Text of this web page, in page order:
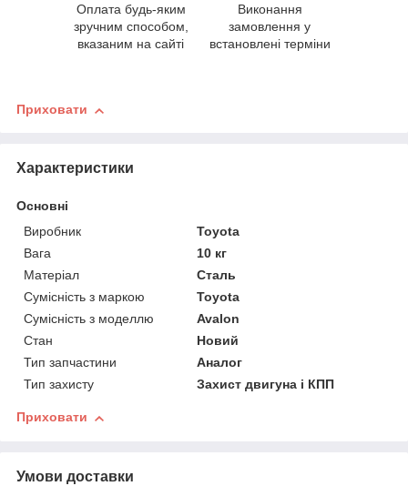
Оплата будь-яким
зручним способом,
вказаним на сайті
Виконання
замовлення у
встановлені терміни
Приховати
Характеристики
Основні
Виробник
Toyota
Вага
10 кг
Матеріал
Сталь
Сумісність з маркою
Toyota
Сумісність з моделлю
Avalon
Стан
Новий
Тип запчастини
Аналог
Тип захисту
Захист двигуна і КПП
Приховати
Умови доставки